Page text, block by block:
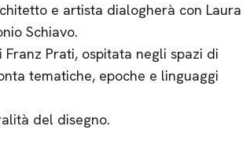
e artista dialogherà con Laura
Schiavo.
Franz Prati, ospitata negli spazi di
tematiche, epoche e linguaggi
del disegno.